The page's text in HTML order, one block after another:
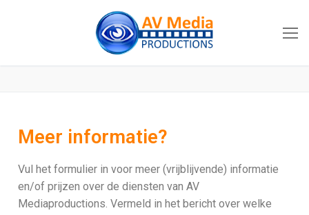
Meer informatie?
Vul het formulier in voor meer (vrijblijvende) informatie
en/of prijzen over de diensten van AV
Mediaproductions. Vermeld in het bericht over welke